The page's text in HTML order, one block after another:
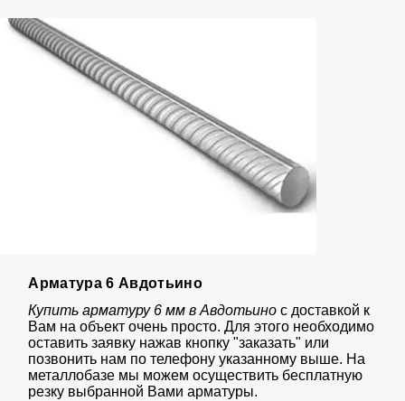
Арматура 6 Авдотьино
Купить арматуру 6 мм в Авдотьино с доставкой к
Вам на объект очень просто. Для этого необходимо
оставить заявку нажав кнопку "заказать" или
позвонить нам по телефону указанному выше. На
металлобазе мы можем осуществить бесплатную
резку выбранной Вами арматуры.